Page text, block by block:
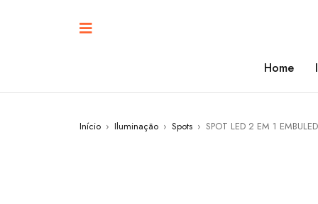
Home
Início › Iluminação › Spots › SPOT LED 2 EM 1